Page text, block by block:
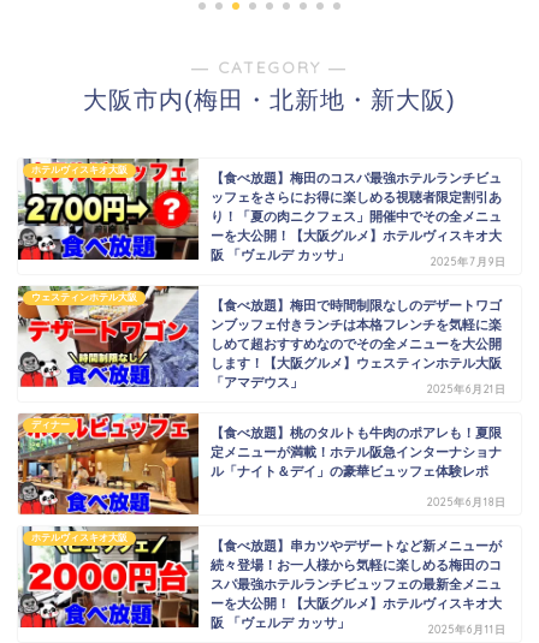
― CATEGORY ―
大阪市内(梅田・北新地・新大阪)
ホテルヴィスキオ大阪
【食べ放題】梅田のコスパ最強ホテルランチビュ
ッフェをさらにお得に楽しめる視聴者限定割引あ
り！「夏の肉ニクフェス」開催中でその全メニュ
ーを大公開！【大阪グルメ】ホテルヴィスキオ大
阪 「ヴェルデ カッサ」
2025年7月9日
ウェスティンホテル大阪
【食べ放題】梅田で時間制限なしのデザートワゴ
ンブッフェ付きランチは本格フレンチを気軽に楽
しめて超おすすめなのでその全メニューを大公開
します！【大阪グルメ】ウェスティンホテル大阪
「アマデウス」
2025年6月21日
ディナー
【食べ放題】桃のタルトも牛肉のポアレも！夏限
定メニューが満載！ホテル阪急インターナショナ
ル「ナイト＆デイ」の豪華ビュッフェ体験レポ
2025年6月18日
ホテルヴィスキオ大阪
【食べ放題】串カツやデザートなど新メニューが
続々登場！お一人様から気軽に楽しめる梅田のコ
スパ最強ホテルランチビュッフェの最新全メニュ
ーを大公開！【大阪グルメ】ホテルヴィスキオ大
阪 「ヴェルデ カッサ」
2025年6月11日